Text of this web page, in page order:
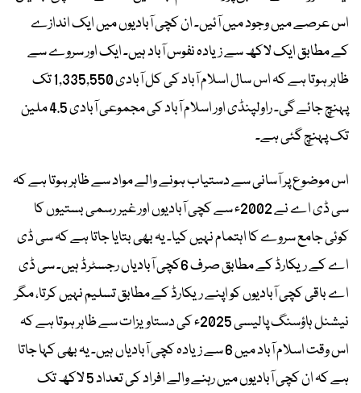
اس عرصے میں وجود میں آئیں۔ ان کچی آبادیوں میں ایک اندازے
کے مطابق ایک لاکھ سے زیادہ نفوس آباد ہیں۔ ایک اور سروے سے
ظاہر ہوتا ہے کہ اس سال اسلام آباد کی کل آبادی 1,335,550 تک
پہنچ جائے گی۔ راولپنڈی اور اسلام آباد کی مجموعی آبادی 4.5 ملین
تک پہنچ گئی ہے۔
اس موضوع پر آسانی سے دستیاب ہونے والے مواد سے ظاہر ہوتا ہے کہ
سی ڈی اے نے 2002ء سے کچی آبادیوں اور غیر رسمی بستیوں کا
کوئی جامع سروے کا اہتمام نہیں کیا۔ یہ بھی بتایا جاتا ہے کہ سی ڈی
اے کے ریکارڈ کے مطابق صرف 6کچی آبادیاں رجسٹرڈ ہیں۔ سی ڈی
اے باقی کچی آبادیوں کو اپنے ریکارڈ کے مطابق تسلیم نہیں کرتا، مگر
نیشنل ہاؤسنگ پالیسی 2025ء کی دستاویزات سے ظاہر ہوتا ہے کہ
اس وقت اسلام آباد میں 6 سے زیادہ کچی آبادیاں ہیں۔ یہ بھی کہا جاتا
ہے کہ ان کچی آبادیوں میں رہنے والے افراد کی تعداد 5 لاکھ تک